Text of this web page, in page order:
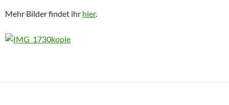
Mehr Bilder findet ihr hier.